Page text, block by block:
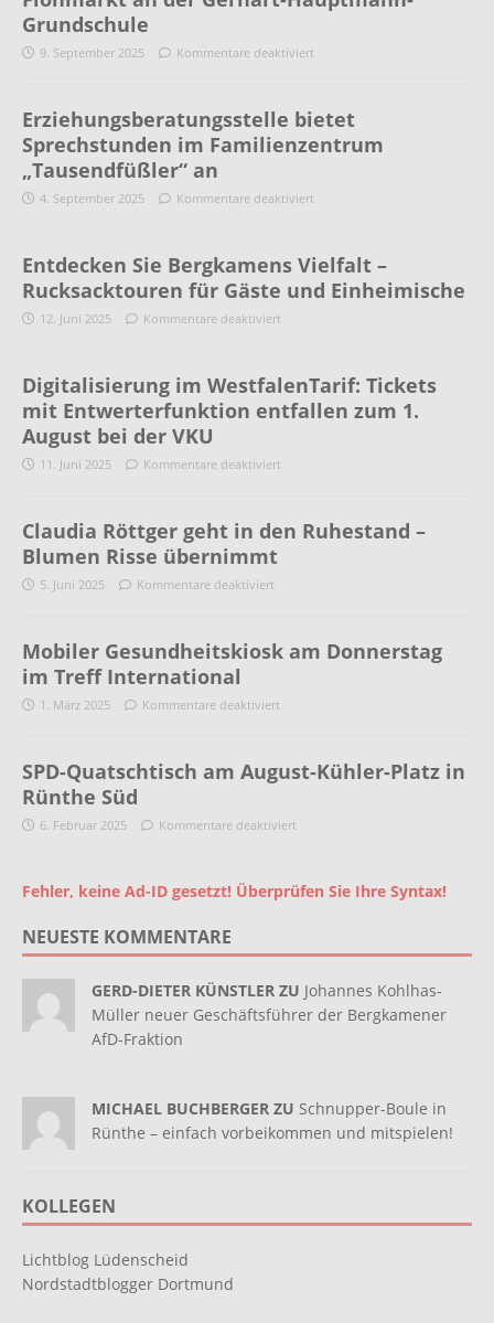
Grundschule
9. September 2025 Kommentare deaktiviert
Erziehungsberatungsstelle bietet
Sprechstunden im Familienzentrum
„Tausendfüßler“ an
4. September 2025 Kommentare deaktiviert
Entdecken Sie Bergkamens Vielfalt –
Rucksacktouren für Gäste und Einheimische
12. Juni 2025 Kommentare deaktiviert
Digitalisierung im WestfalenTarif: Tickets
mit Entwerterfunktion entfallen zum 1.
August bei der VKU
11. Juni 2025 Kommentare deaktiviert
Claudia Röttger geht in den Ruhestand –
Blumen Risse übernimmt
5. Juni 2025 Kommentare deaktiviert
Mobiler Gesundheitskiosk am Donnerstag
im Treff International
1. März 2025 Kommentare deaktiviert
SPD-Quatschtisch am August-Kühler-Platz in
Rünthe Süd
6. Februar 2025 Kommentare deaktiviert
Fehler, keine Ad-ID gesetzt! Überprüfen Sie Ihre Syntax!
NEUESTE KOMMENTARE
GERD-DIETER KÜNSTLER ZU Johannes Kohlhas-
Müller neuer Geschäftsführer der Bergkamener
AfD-Fraktion
MICHAEL BUCHBERGER ZU Schnupper-Boule in
Rünthe – einfach vorbeikommen und mitspielen!
KOLLEGEN
Lichtblog Lüdenscheid
Nordstadtblogger Dortmund